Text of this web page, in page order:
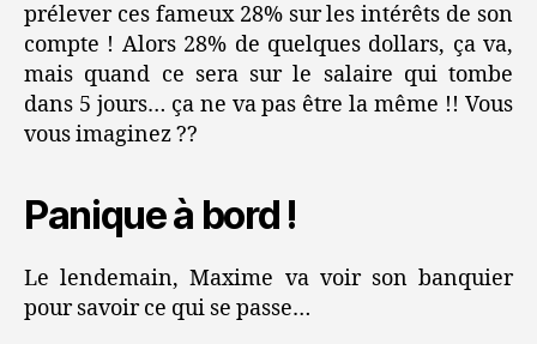
prélever ces fameux 28% sur les intérêts de son
compte ! Alors 28% de quelques dollars, ça va,
mais quand ce sera sur le salaire qui tombe
dans 5 jours… ça ne va pas être la même !! Vous
vous imaginez ??
Panique à bord !
Le lendemain, Maxime va voir son banquier
pour savoir ce qui se passe…